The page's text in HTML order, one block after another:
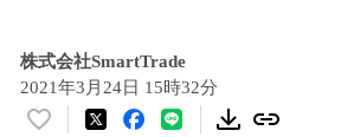
株式会社SmartTrade
2021年3月24日 15時32分
い